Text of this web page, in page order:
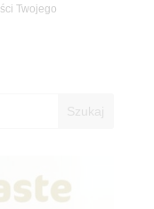
Twojego